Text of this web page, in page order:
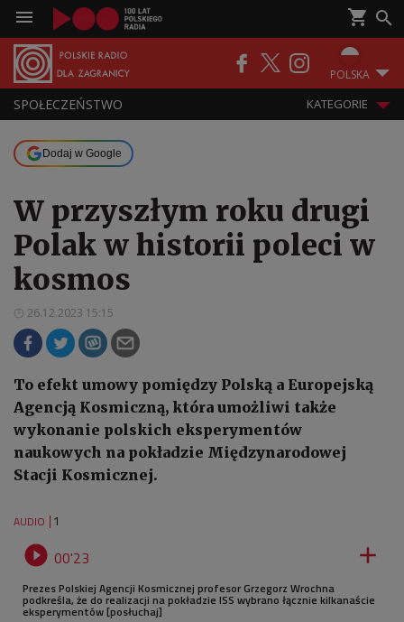
POLSKA
SPOŁECZEŃSTWO KATEGORIE
Dodaj w Google
W przyszłym roku drugi
Polak w historii poleci w
kosmos
26.12.2023 15:15
To efekt umowy pomiędzy Polską a Europejską
Agencją Kosmiczną, która umożliwi także
wykonanie polskich eksperymentów
naukowych na pokładzie Międzynarodowej
Stacji Kosmicznej.
AUDIO 1
 00'23 
Prezes Polskiej Agencji Kosmicznej profesor Grzegorz Wrochna
podkreśla, że do realizacji na pokładzie ISS wybrano łącznie kilkanaście
eksperymentów [posłuchaj]